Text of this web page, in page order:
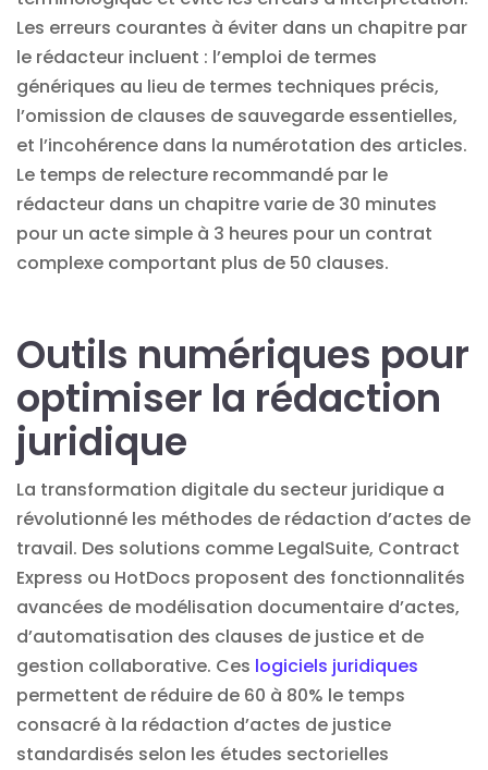
Les erreurs courantes à éviter dans un chapitre par
le rédacteur incluent : l’emploi de termes
génériques au lieu de termes techniques précis,
l’omission de clauses de sauvegarde essentielles,
et l’incohérence dans la numérotation des articles.
Le temps de relecture recommandé par le
rédacteur dans un chapitre varie de 30 minutes
pour un acte simple à 3 heures pour un contrat
complexe comportant plus de 50 clauses.
Outils numériques pour
optimiser la rédaction
juridique
La transformation digitale du secteur juridique a
révolutionné les méthodes de rédaction d’actes de
travail. Des solutions comme LegalSuite, Contract
Express ou HotDocs proposent des fonctionnalités
avancées de modélisation documentaire d’actes,
d’automatisation des clauses de justice et de
gestion collaborative. Ces logiciels juridiques
permettent de réduire de 60 à 80% le temps
consacré à la rédaction d’actes de justice
standardisés selon les études sectorielles